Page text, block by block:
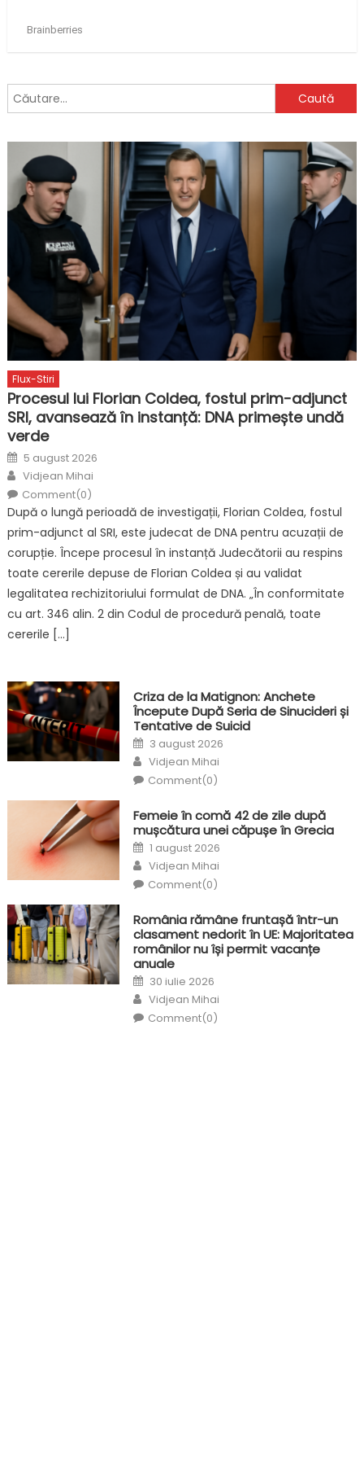
Caută
după:
Flux-Stiri
Procesul lui Florian Coldea, fostul prim-adjunct
SRI, avansează în instanță: DNA primește undă
verde
Posted
on
5 august 2026
Author
Vidjean Mihai
Comment(0)
După o lungă perioadă de investigații, Florian Coldea, fostul
prim-adjunct al SRI, este judecat de DNA pentru acuzații de
corupție. Începe procesul în instanță Judecătorii au respins
toate cererile depuse de Florian Coldea și au validat
legalitatea rechizitoriului formulat de DNA. „În conformitate
cu art. 346 alin. 2 din Codul de procedură penală, toate
cererile […]
Criza de la Matignon: Anchete
Începute După Seria de Sinucideri și
Tentative de Suicid
Posted
on
3 august 2026
Author
Vidjean Mihai
Comment(0)
Femeie în comă 42 de zile după
mușcătura unei căpușe în Grecia
Posted
on
1 august 2026
Author
Vidjean Mihai
Comment(0)
România rămâne fruntașă într-un
clasament nedorit în UE: Majoritatea
românilor nu își permit vacanțe
anuale
Posted
on
30 iulie 2026
Author
Vidjean Mihai
Comment(0)